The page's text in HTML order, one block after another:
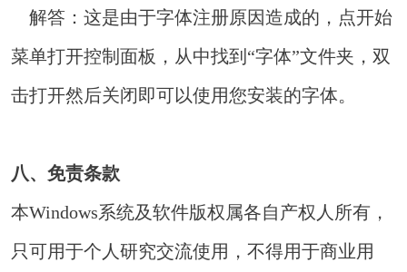
解答：这是由于字体注册原因造成的，点开始
菜单打开控制面板，从中找到“字体”文件夹，双
击打开然后关闭即可以使用您安装的字体。
八、免责条款
本Windows系统及软件版权属各自产权人所有，
只可用于个人研究交流使用，不得用于商业用